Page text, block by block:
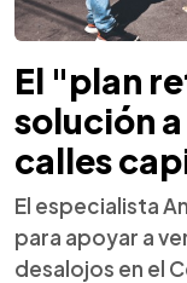
El "plan
solución
calles
El especialista
para apoyar a
desalojos en el